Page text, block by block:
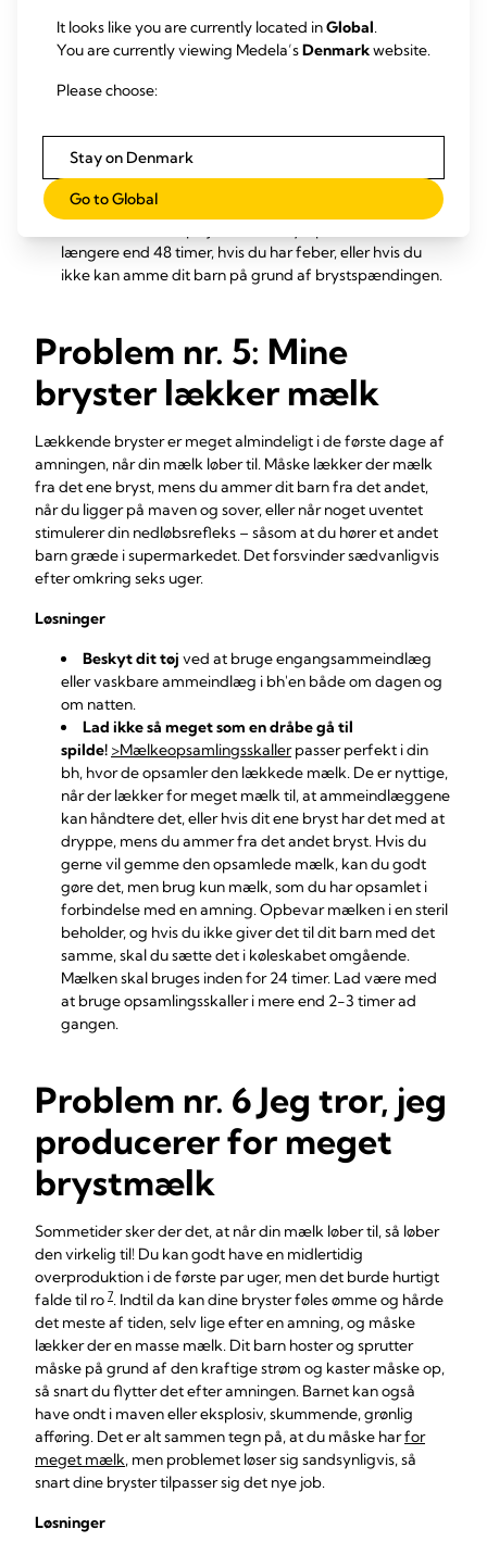
fordi det kan få dine brystvorter til at blive flade5
mindst 8-12 gange i døgnet. Det er den primære
behandling af tilstanden – du kan finde flere tips og
gode råd i vores artikel ombrystspænding6,7.
Kontakt sundhedspersonalet
længere end 48 timer, hvis du har feber, eller hvis du
ikke kan amme dit barn på grund af brystspændingen.
Problem nr. 5: Mine
bryster lækker mælk
Lækkende bryster er meget almindeligt i de første dage af
amningen, når din mælk løber til. Måske lækker der mælk
fra det ene bryst, mens du ammer dit barn fra det andet,
når du ligger på maven og sover, eller når noget uventet
stimulerer din nedløbsrefleks – såsom at du hører et andet
barn græde i supermarkedet. Det forsvinder sædvanligvis
efter omkring seks uger.
Løsninger
Beskyt dit tøj ved at bruge engangsammeindlæg
eller vaskbare ammeindlæg i bh'en både om dagen og
om natten.
Lad ikke så meget som en dråbe gå til
spilde! >Mælkeopsamlingsskallerpasser perfekt i din
bh, hvor de opsamler den lækkede mælk. De er nyttige,
når der lækker for meget mælk til, at ammeindlæggene
kan håndtere det, eller hvis dit ene bryst har det med at
dryppe, mens du ammer fra det andet bryst. Hvis du
gerne vil gemme den opsamlede mælk, kan du godt
gøre det, men brug kun mælk, som du har opsamlet i
forbindelse med en amning. Opbevar mælken i en steril
beholder, og hvis du ikke giver det til dit barn med det
samme, skal du sætte det i køleskabet omgående.
Mælken skal bruges inden for 24 timer. Lad være med
at bruge opsamlingsskaller i mere end 2-3 timer ad
gangen.
Problem nr. 6 Jeg tror, jeg
producerer for meget
brystmælk
Sommetider sker der det, at når din mælk løber til, så løber
den virkelig til! Du kan godt have en midlertidig
overproduktion i de første par uger, men det burde hurtigt
falde til ro 7. Indtil da kan dine bryster føles ømme og hårde
det meste af tiden, selv lige efter en amning, og måske
lækker der en masse mælk. Dit barn hoster og sprutter
måske på grund af den kraftige strøm og kaster måske op,
så snart du flytter det efter amningen. Barnet kan også
have ondt i maven eller eksplosiv, skummende, grønlig
afføring. Det er alt sammen tegn på, at du måske harfor
meget mælk, men problemet løser sig sandsynligvis, så
snart dine bryster tilpasser sig det nye job.
Løsninger
It looks like you are currently located inGlobal.
You are currently viewing Medela’sDenmarkwebsite.
Please choose:
Stay on Denmark
Go to Global